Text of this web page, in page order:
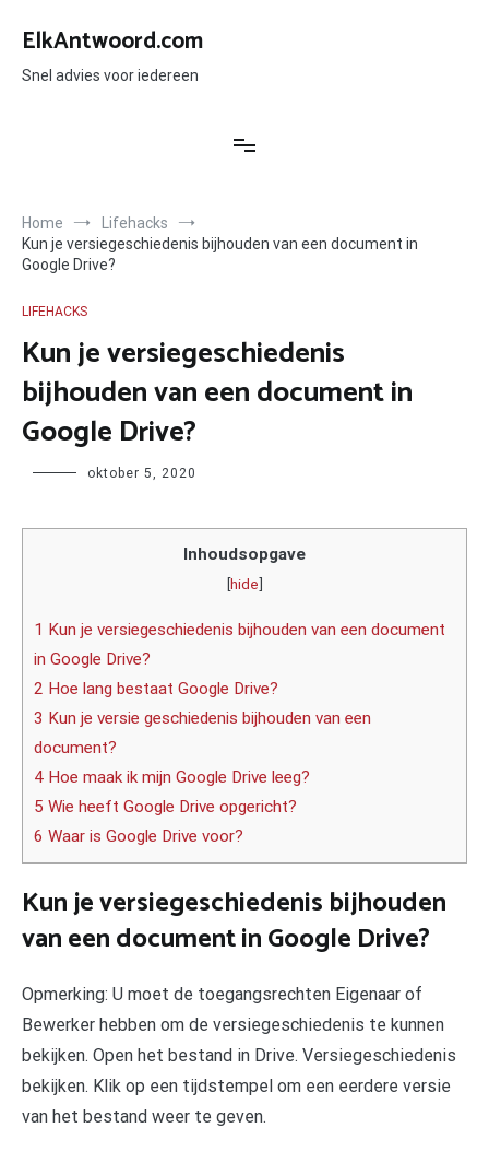
naar
inhoud
ElkAntwoord.com
Snel advies voor iedereen
Home
Lifehacks
Kun je versiegeschiedenis bijhouden van een document in
Google Drive?
LIFEHACKS
Kun je versiegeschiedenis
bijhouden van een document in
Google Drive?
Author oktober 5, 2020
Inhoudsopgave
[hide]
1 Kun je versiegeschiedenis bijhouden van een document
in Google Drive?
2 Hoe lang bestaat Google Drive?
3 Kun je versie geschiedenis bijhouden van een
document?
4 Hoe maak ik mijn Google Drive leeg?
5 Wie heeft Google Drive opgericht?
6 Waar is Google Drive voor?
Kun je versiegeschiedenis bijhouden
van een document in Google Drive?
Opmerking: U moet de toegangsrechten Eigenaar of
Bewerker hebben om de versiegeschiedenis te kunnen
bekijken. Open het bestand in Drive. Versiegeschiedenis
bekijken. Klik op een tijdstempel om een eerdere versie
van het bestand weer te geven.